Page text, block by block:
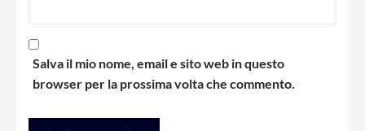
Salva il mio nome, email e sito web in questo
browser per la prossima volta che commento.